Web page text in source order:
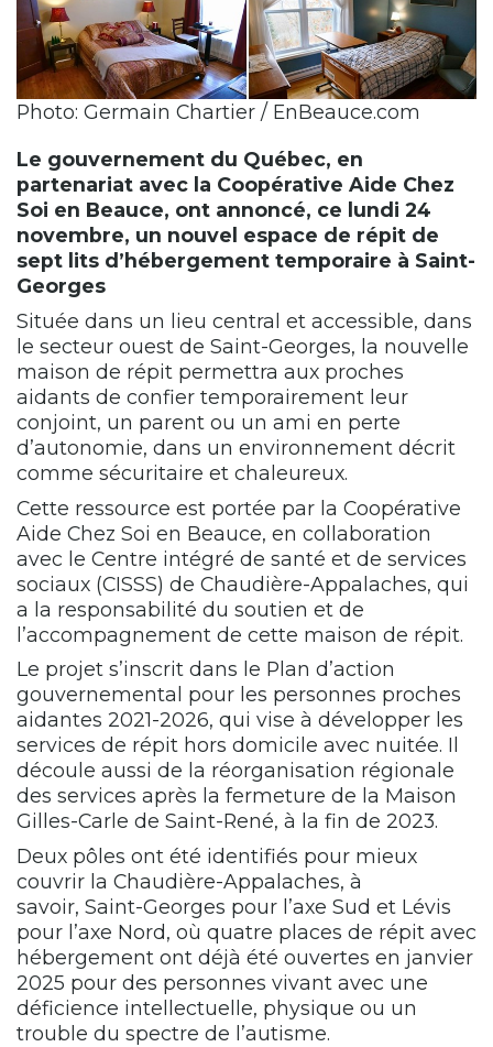
Photo: Germain Chartier / EnBeauce.com
Le gouvernement du Québec, en
partenariat avec la Coopérative Aide Chez
Soi en Beauce, ont annoncé, ce lundi 24
novembre, un nouvel espace de répit de
sept lits d’hébergement temporaire à Saint-
Georges
Située dans un lieu central et accessible, dans
le secteur ouest de Saint-Georges, la nouvelle
maison de répit permettra aux proches
aidants de confier temporairement leur
conjoint, un parent ou un ami en perte
d’autonomie, dans un environnement décrit
comme sécuritaire et chaleureux.
Cette ressource est portée par la Coopérative
Aide Chez Soi en Beauce, en collaboration
avec le Centre intégré de santé et de services
sociaux (CISSS) de Chaudière-Appalaches, qui
a la responsabilité du soutien et de
l’accompagnement de cette maison de répit.
Le projet s’inscrit dans le Plan d’action
gouvernemental pour les personnes proches
aidantes 2021-2026, qui vise à développer les
services de répit hors domicile avec nuitée. Il
découle aussi de la réorganisation régionale
des services après la fermeture de la Maison
Gilles-Carle de Saint-René, à la fin de 2023.
Deux pôles ont été identifiés pour mieux
couvrir la Chaudière-Appalaches, à
savoir, Saint-Georges pour l’axe Sud et Lévis
pour l’axe Nord, où quatre places de répit avec
hébergement ont déjà été ouvertes en janvier
2025 pour des personnes vivant avec une
déficience intellectuelle, physique ou un
trouble du spectre de l’autisme.